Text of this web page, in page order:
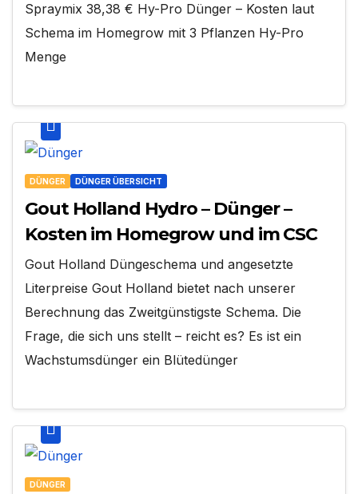
Spraymix 38,38 € Hy-Pro Dünger – Kosten laut
Schema im Homegrow mit 3 Pflanzen Hy-Pro
Menge
DÜNGER DÜNGER ÜBERSICHT
Gout Holland Hydro – Dünger –
Kosten im Homegrow und im CSC
Gout Holland Düngeschema und angesetzte
Literpreise Gout Holland bietet nach unserer
Berechnung das Zweitgünstigste Schema. Die
Frage, die sich uns stellt – reicht es? Es ist ein
Wachstumsdünger ein Blütedünger
DÜNGER